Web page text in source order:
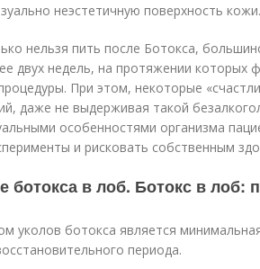
неэстетичную поверхность кожи.
нельзя пить после Ботокса,
двух недель, на протяжении которых
При этом, некоторые
даже не выдерживая такой
особенностями организма
и рисковать собственным
ботокса в лоб. Ботокс в
уколов ботокса является
периода.